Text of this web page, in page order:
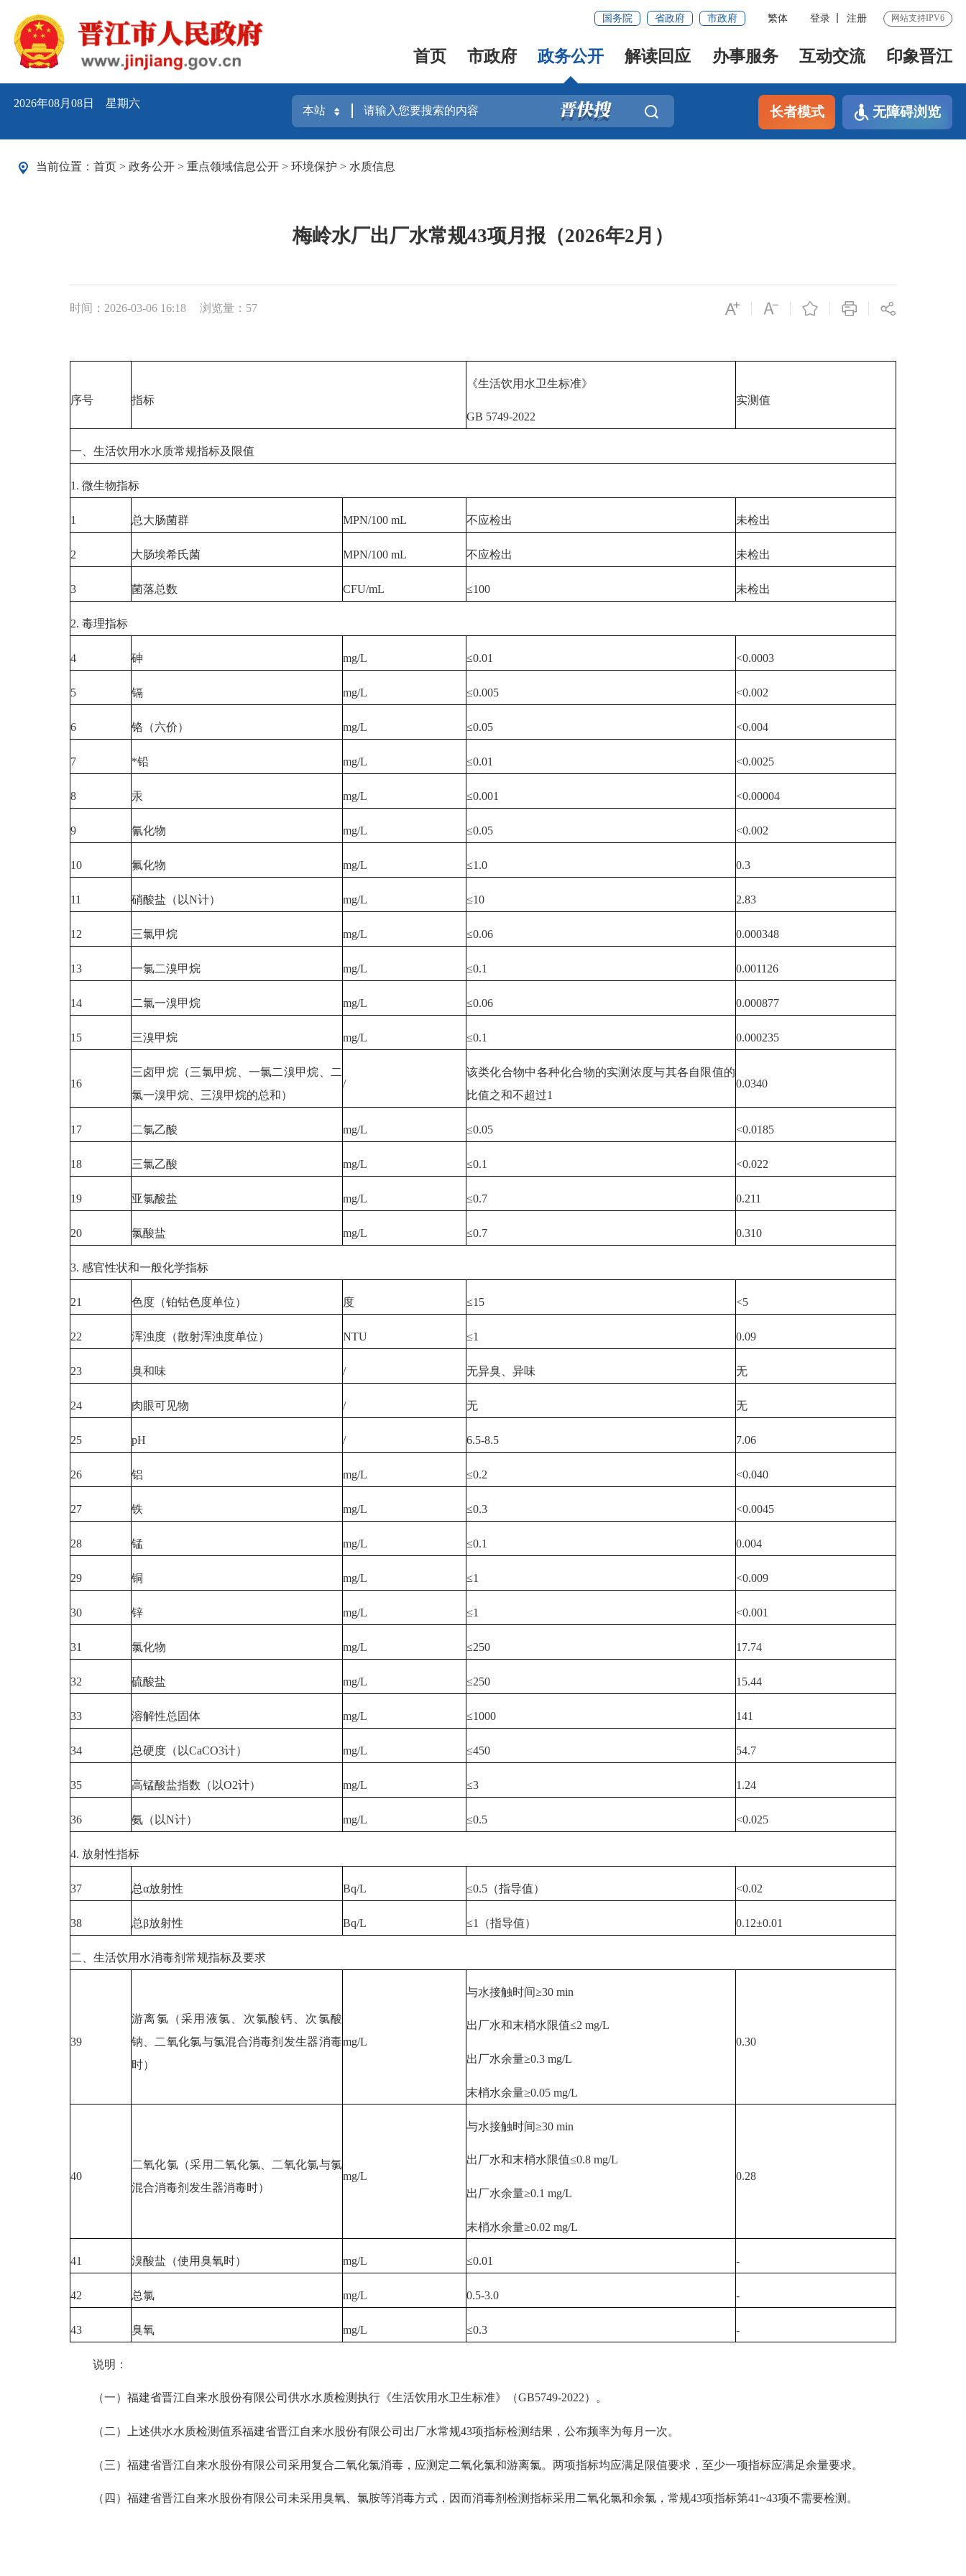
国务院 省政府 市政府 繁体 登录 注册 网站支持IPV6
首页 市政府 政务公开 解读回应 办事服务 互动交流 印象晋江
2026年08月08日 星期六
长者模式 无障碍浏览
当前位置： 首页 > 政务公开 > 重点领域信息公开 > 环境保护 > 水质信息
梅岭水厂出厂水常规43项月报（2026年2月）
时间：2026-03-06 16:18 浏览量： 57
序号 指标
《生活饮用水卫生标准》
GB 5749-2022
实测值
一、生活饮用水水质常规指标及限值
1. 微生物指标
1 总大肠菌群 MPN/100 mL 不应检出 未检出
2 大肠埃希氏菌 MPN/100 mL 不应检出 未检出
3 菌落总数 CFU/mL ≤100 未检出
2. 毒理指标
4 砷 mg/L ≤0.01 <0.0003
5 镉 mg/L ≤0.005 <0.002
6 铬（六价） mg/L ≤0.05 <0.004
7 *铅 mg/L ≤0.01 <0.0025
8 汞 mg/L ≤0.001 <0.00004
9 氰化物 mg/L ≤0.05 <0.002
10 氟化物 mg/L ≤1.0 0.3
11 硝酸盐（以N计） mg/L ≤10 2.83
12 三氯甲烷 mg/L ≤0.06 0.000348
13 一氯二溴甲烷 mg/L ≤0.1 0.001126
14 二氯一溴甲烷 mg/L ≤0.06 0.000877
15 三溴甲烷 mg/L ≤0.1 0.000235
16
三卤甲烷（三氯甲烷、一氯二溴甲烷、二
氯一溴甲烷、三溴甲烷的总和）
/
该类化合物中各种化合物的实测浓度与其各自限值的
比值之和不超过1
0.0340
17 二氯乙酸 mg/L ≤0.05 <0.0185
18 三氯乙酸 mg/L ≤0.1 <0.022
19 亚氯酸盐 mg/L ≤0.7 0.211
20 氯酸盐 mg/L ≤0.7 0.310
3. 感官性状和一般化学指标
21 色度（铂钴色度单位） 度 ≤15 <5
22 浑浊度（散射浑浊度单位） NTU ≤1 0.09
23 臭和味 / 无异臭、异味 无
24 肉眼可见物 / 无 无
25 pH / 6.5-8.5 7.06
26 铝 mg/L ≤0.2 <0.040
27 铁 mg/L ≤0.3 <0.0045
28 锰 mg/L ≤0.1 0.004
29 铜 mg/L ≤1 <0.009
30 锌 mg/L ≤1 <0.001
31 氯化物 mg/L ≤250 17.74
32 硫酸盐 mg/L ≤250 15.44
33 溶解性总固体 mg/L ≤1000 141
34 总硬度（以CaCO3计） mg/L ≤450 54.7
35 高锰酸盐指数（以O2计） mg/L ≤3 1.24
36 氨（以N计） mg/L ≤0.5 <0.025
4. 放射性指标
37 总α放射性 Bq/L ≤0.5（指导值） <0.02
38 总β放射性 Bq/L ≤1（指导值） 0.12±0.01
二、生活饮用水消毒剂常规指标及要求
39
游离氯（采用液氯、次氯酸钙、次氯酸
钠、二氧化氯与氯混合消毒剂发生器消毒
时）
mg/L
与水接触时间≥30 min
出厂水和末梢水限值≤2 mg/L
出厂水余量≥0.3 mg/L
末梢水余量≥0.05 mg/L
0.30
40
二氧化氯（采用二氧化氯、二氧化氯与氯
混合消毒剂发生器消毒时）
mg/L
与水接触时间≥30 min
出厂水和末梢水限值≤0.8 mg/L
出厂水余量≥0.1 mg/L
末梢水余量≥0.02 mg/L
0.28
41 溴酸盐（使用臭氧时） mg/L ≤0.01 -
42 总氯 mg/L 0.5-3.0 -
43 臭氧 mg/L ≤0.3 -
说明：
（一）福建省晋江自来水股份有限公司供水水质检测执行《生活饮用水卫生标准》（GB5749-2022）。
（二）上述供水水质检测值系福建省晋江自来水股份有限公司出厂水常规43项指标检测结果，公布频率为每月一次。
（三）福建省晋江自来水股份有限公司采用复合二氧化氯消毒，应测定二氧化氯和游离氯。两项指标均应满足限值要求，至少一项指标应满足余量要求。
（四）福建省晋江自来水股份有限公司未采用臭氧、氯胺等消毒方式，因而消毒剂检测指标采用二氧化氯和余氯，常规43项指标第41~43项不需要检测。